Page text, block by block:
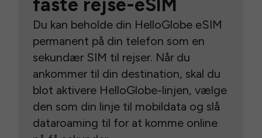
faste rejse-eSIM
Du kan beholde din HelloGlobe eSIM
permanent på din telefon som en
sekundær SIM til rejser. Når du
ankommer til din destination, skal du
blot aktivere HelloGlobe-linjen, vælge
den som din linje til mobildata og slå
dataroaming til for at komme online